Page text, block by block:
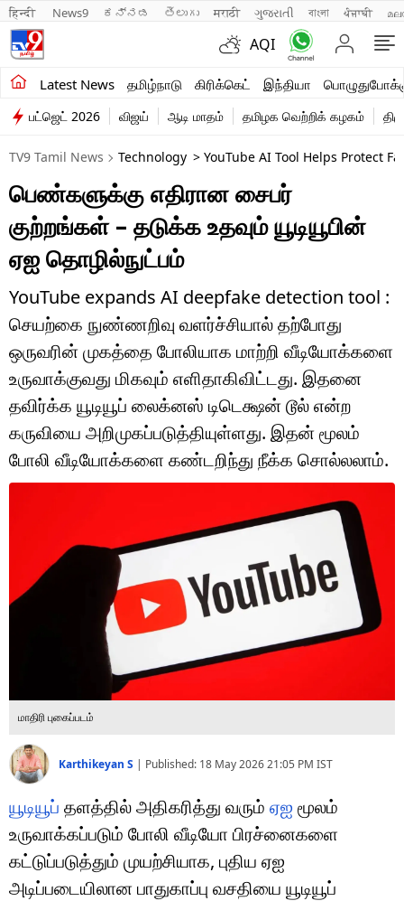
हिन्दी News9 ಕನ್ನಡ తెలుగు मराठी ગુજરાતી বাংলা ਪੰਜਾਬੀ
AQI
Latest News தமிழ்நாடு கிரிக்கெட் இந்தியா
சமீபத்திய செய்திகள்
தமிழ்நாடு
இந்தியா
உலகம்
விளையாட்டு
பொழுதுபோக்கு
லைஃப்ஸ்டைல்
வணிகம்
டெக்னாலஜி
ஆன்மீகம்
ஷார்ட் வீடியோஸ்
வலை கதைகள்
போட்டோ கேலரி
பட்ஜெட் 2026 விஜய் ஆடி மாதம் தமிழக வெற்றிக் கழகம்
TV9 Tamil News Technology > YouTube AI Tool Helps Protect
பெண்களுக்கு எதிரான சைபர்
குற்றங்கள் – தடுக்க உதவும் யூடியூபின்
ஏஐ தொழில்நுட்பம்
YouTube expands AI deepfake detection tool :
செயற்கை நுண்ணறிவு வளர்ச்சியால் தற்போது
ஒருவரின் முகத்தை போலியாக மாற்றி வீடியோக்களை
உருவாக்குவது மிகவும் எளிதாகிவிட்டது. இதனை
தவிர்க்க யூடியூப் லைக்னஸ் டிடெக்ஷன் டூல் என்ற
கருவியை அறிமுகப்படுத்தியுள்ளது. இதன் மூலம்
போலி வீடியோக்களை கண்டறிந்து நீக்க சொல்லலாம்.
மாதிரி புகைப்படம்
Karthikeyan S | Published: 18 May 2026 21:05 PM IST
யூடியூப் தளத்தில் அதிகரித்து வரும் ஏஐ மூலம்
உருவாக்கப்படும் போலி வீடியோ பிரச்னைகளை
கட்டுப்படுத்தும் முயற்சியாக, புதிய ஏஐ
அடிப்படையிலான பாதுகாப்பு வசதியை யூடியூப்